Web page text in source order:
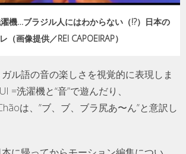
濯機…ブラジル人にはわからない（!?）日本の
（画像提供／REI CAPOEIRAP）
ル語の音の楽しさを視覚的に表現しま
=洗濯機と“音”で遊んだり、
は、”ブ、ブ、ブラ尻あ〜ん”と意訳し